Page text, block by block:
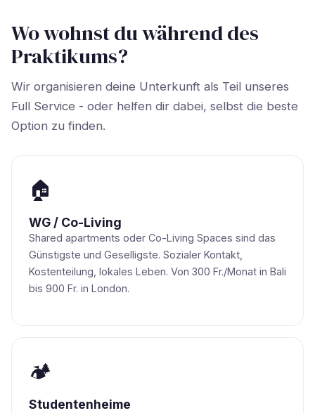
Wo wohnst du während des
Praktikums?
Wir organisieren deine Unterkunft als Teil unseres
Full Service - oder helfen dir dabei, selbst die beste
Option zu finden.
🏠
WG / Co-Living
Shared apartments oder Co-Living Spaces sind das
Günstigste und Geselligste. Sozialer Kontakt,
Kostenteilung, lokales Leben. Von 300 Fr./Monat in Bali
bis 900 Fr. in London.
🏕
Studentenheime